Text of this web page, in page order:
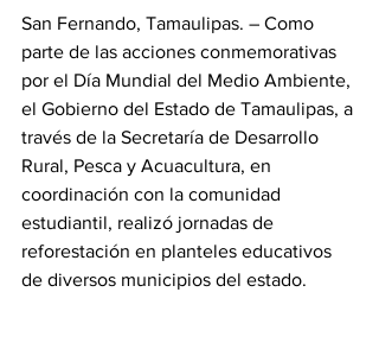
San Fernando, Tamaulipas. – Como
parte de las acciones conmemorativas
por el Día Mundial del Medio Ambiente,
el Gobierno del Estado de Tamaulipas, a
través de la Secretaría de Desarrollo
Rural, Pesca y Acuacultura, en
coordinación con la comunidad
estudiantil, realizó jornadas de
reforestación en planteles educativos
de diversos municipios del estado.